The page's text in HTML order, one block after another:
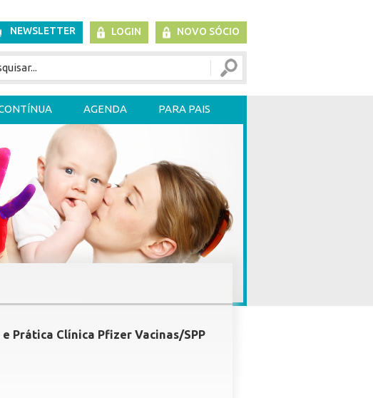
NEWSLETTER LOGIN NOVO SÓCIO
AGENDA PARA PAIS
Prática Clínica Pfizer Vacinas/SPP